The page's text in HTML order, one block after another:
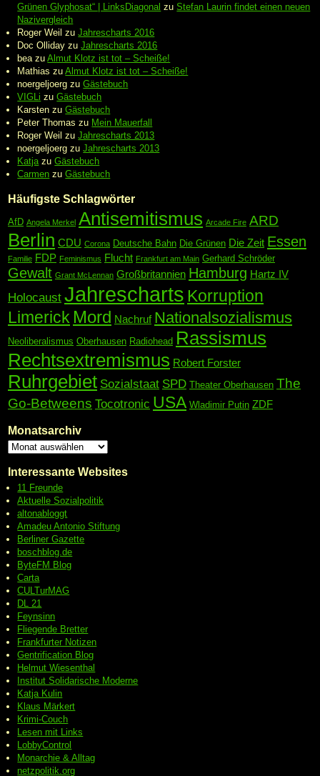
Grünen Glyphosat“ | LinksDiagonal zuStefan Laurin findet einen neuen
Nazivergleich
Roger Weil zuJahrescharts 2016
Doc Olliday zuJahrescharts 2016
bea zuAlmut Klotz ist tot – Scheiße!
Mathias zuAlmut Klotz ist tot – Scheiße!
noergeljoerg zuGästebuch
VIGLi zuGästebuch
Karsten zuGästebuch
Peter Thomas zu Mein Mauerfall
Roger Weil zuJahrescharts 2013
noergeljoerg zuJahrescharts 2013
Katja zuGästebuch
Carmen zuGästebuch
Häufigste Schlagwörter
AfD Angela Merkel Antisemitismus Arcade Fire ARD
Berlin CDU Corona Deutsche Bahn Die Grünen Die Zeit Essen
Familie FDP Feminismus Flucht Frankfurt am Main Gerhard Schröder
Gewalt Grant McLennan Großbritannien Hamburg Hartz IV
Holocaust Jahrescharts Korruption
Limerick Mord Nachruf Nationalsozialismus
Neoliberalismus Oberhausen Radiohead Rassismus
Rechtsextremismus Robert Forster
Ruhrgebiet Sozialstaat SPD Theater Oberhausen The
Go-Betweens Tocotronic USA Wladimir Putin ZDF
Monatsarchiv
Interessante Websites
11 Freunde
Aktuelle Sozialpolitik
altonabloggt
Amadeu Antonio Stiftung
Berliner Gazette
boschblog.de
ByteFM Blog
Carta
CULTurMAG
DL 21
Feynsinn
Fliegende Bretter
Frankfurter Notizen
Gentrification Blog
Helmut Wiesenthal
Institut Solidarische Moderne
Katja Kulin
Klaus Märkert
Krimi-Couch
Lesen mit Links
LobbyControl
Monarchie & Alltag
netzpolitik.org